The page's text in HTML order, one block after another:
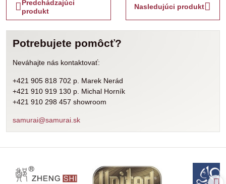
Predchádzajúci
produkt
Nasledujúci produkt
Potrebujete pomôcť?
Neváhajte nás kontaktovať:
+421 905 818 702 p. Marek Nerád
+421 910 919 130 p. Michal Horník
+421 910 298 457 showroom
samurai@samurai.sk